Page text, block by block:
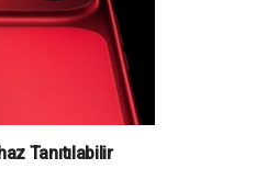
Tanıtılabilir